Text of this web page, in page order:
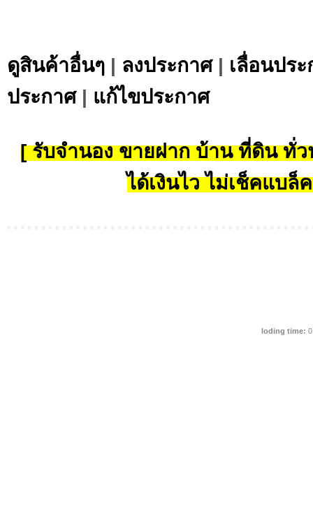
ดูสินค้าอื่นๆ | ลงประกาศ| เลื่อนปร
ประกาศ| แก้ไขประกาศ
[ รับจำนอง ขายฝาก บ้าน ที่ดิน ทั่ว
ได้เงินไว ไม่เช็คแบล็
loding time: